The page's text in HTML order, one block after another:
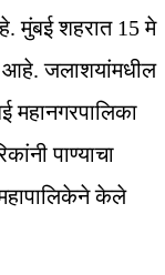
मुंबई शहरात 15 मे
आहे. जलाशयांमधील
महानगरपालिका
पाण्याचा
केले